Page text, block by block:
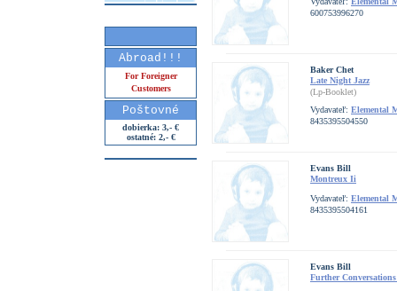
Abroad!!!
For Foreigner
Customers
Poštovné
dobierka: 3,- €
ostatné: 2,- €
600753996270
Baker Chet
Late Night Jazz
(Lp-Booklet)
Vydavateľ: Elemental
8435395504550
Evans Bill
Montreux Ii
Vydavateľ: Elemental
8435395504161
Evans Bill
Further